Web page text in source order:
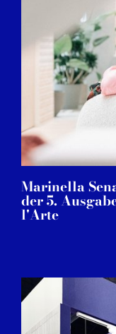
Marinella
der 5.
l'Arte